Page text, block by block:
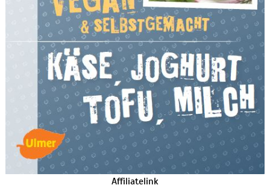
Affiliatelink